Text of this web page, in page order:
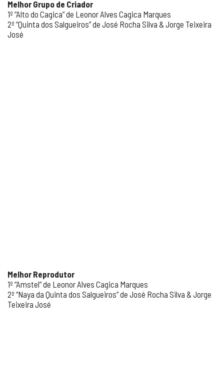
Melhor Grupo de Criador
1º “Alto do Cagica” de Leonor Alves Cagica Marques
2º “Quinta dos Salgueiros” de José Rocha Silva & Jorge Teixeira
José
Melhor Reprodutor
1º “Amstel” de Leonor Alves Cagica Marques
2º “Naya da Quinta dos Salgueiros” de José Rocha Silva & Jorge
Teixeira José